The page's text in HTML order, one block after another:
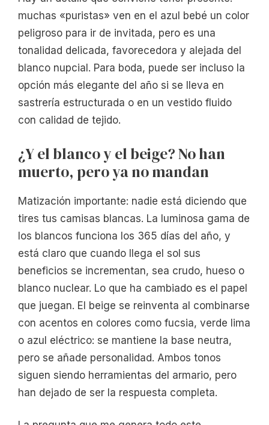
muchas «puristas» ven en el azul bebé un color
peligroso para ir de invitada, pero es una
tonalidad delicada, favorecedora y alejada del
blanco nupcial. Para boda, puede ser incluso la
opción más elegante del año si se lleva en
sastrería estructurada o en un vestido fluido
con calidad de tejido.
¿Y el blanco y el beige? No han
muerto, pero ya no mandan
Matización importante: nadie está diciendo que
tires tus camisas blancas. La luminosa gama de
los blancos funciona los 365 días del año, y
está claro que cuando llega el sol sus
beneficios se incrementan, sea crudo, hueso o
blanco nuclear. Lo que ha cambiado es el papel
que juegan. El beige se reinventa al combinarse
con acentos en colores como fucsia, verde lima
o azul eléctrico: se mantiene la base neutra,
pero se añade personalidad. Ambos tonos
siguen siendo herramientas del armario, pero
han dejado de ser la respuesta completa.